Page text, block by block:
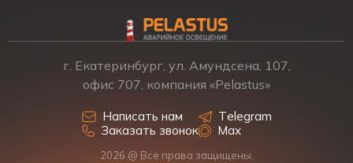
г. Екатеринбург, ул. Амундсена, 107,
офис 707, компания «Pelastus»
Написать нам
Заказать звонок
Telegram
Max
2026 @ Все права защищены.